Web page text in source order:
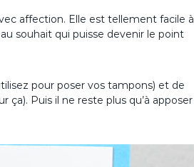
affection. Elle est tellement facile à
souhait qui puisse devenir le point
pour poser vos tampons) et de
ça). Puis il ne reste plus qu’à apposer